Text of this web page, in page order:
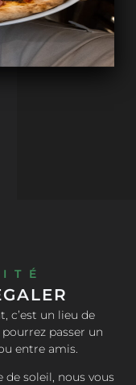
c’est un lieu de
passer un
entre amis.
soleil, nous vous